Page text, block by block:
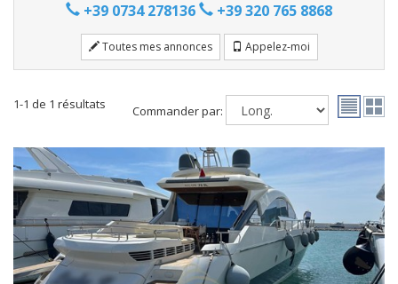
+39 0734 278136 +39 320 765 8868
Toutes mes annonces Appelez-moi
1-1 de 1 résultats Commander par: